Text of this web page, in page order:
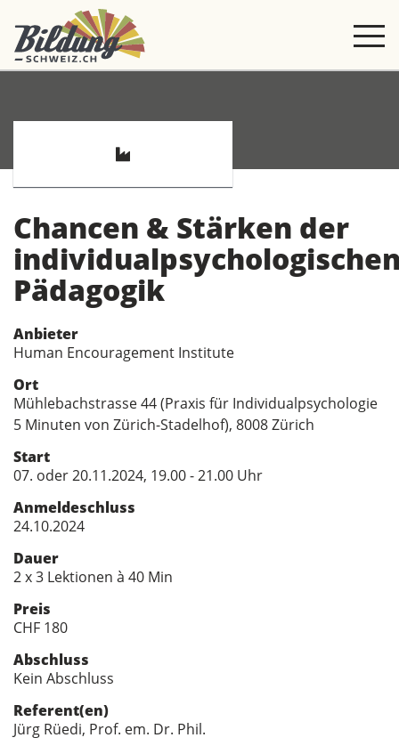
Chancen & Stärken der
Pädagogik
Anbieter
Human Encouragement Institute
Ort
Mühlebachstrasse 44 (Praxis für Individualpsychologie
5 Minuten von Zürich-Stadelhof), 8008 Zürich
Start
07. oder 20.11.2024, 19.00 - 21.00 Uhr
Anmeldeschluss
24.10.2024
Dauer
2 x 3 Lektionen à 40 Min
Preis
CHF 180
Abschluss
Kein Abschluss
Referent(en)
Jürg Rüedi, Prof. em. Dr. Phil.